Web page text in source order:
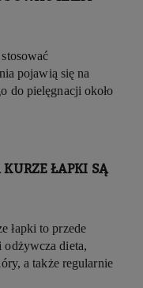
pojawią się na
do pielęgnacji około
KURZE ŁAPKI SĄ
łapki to przede
odżywcza dieta,
a także regularnie